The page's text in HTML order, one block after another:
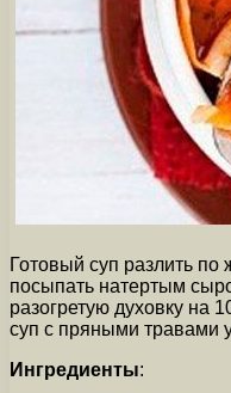
Готовый суп разлить
посыпать натертым
разогретую духовку на
суп с пряными травами
Ингредиенты: